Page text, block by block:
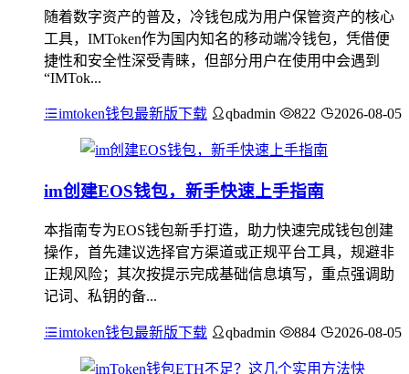
随着数字资产的普及，冷钱包成为用户保管资产的核心
工具，IMToken作为国内知名的移动端冷钱包，凭借便
捷性和安全性深受青睐，但部分用户在使用中会遇到
“IMTok...
imtoken钱包最新版下载 qbadmin 822 2026-08-05
im创建EOS钱包，新手快速上手指南
本指南专为EOS钱包新手打造，助力快速完成钱包创建
操作，首先建议选择官方渠道或正规平台工具，规避非
正规风险；其次按提示完成基础信息填写，重点强调助
记词、私钥的备...
imtoken钱包最新版下载 qbadmin 884 2026-08-05